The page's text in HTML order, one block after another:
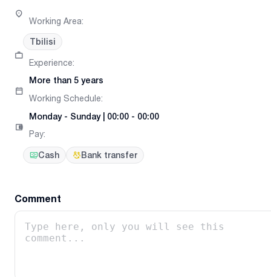
Working Area:
Tbilisi
Experience:
More than 5 years
Working Schedule:
Monday- Sunday| 00:00 - 00:00
Pay:
Cash Bank transfer
Comment